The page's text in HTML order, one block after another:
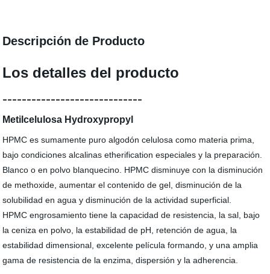
Descripción de Producto
Los detalles del producto
-----------------------------
Metilcelulosa Hydroxypropyl
HPMC es sumamente puro algodón celulosa como materia prima,
bajo condiciones alcalinas etherification especiales y la preparación.
Blanco o en polvo blanquecino. HPMC disminuye con la disminución
de methoxide, aumentar el contenido de gel, disminución de la
solubilidad en agua y disminución de la actividad superficial.
HPMC engrosamiento tiene la capacidad de resistencia, la sal, bajo
la ceniza en polvo, la estabilidad de pH, retención de agua, la
estabilidad dimensional, excelente película formando, y una amplia
gama de resistencia de la enzima, dispersión y la adherencia.